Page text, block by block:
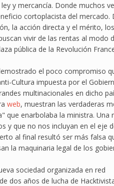
y mercancía. Donde muchos
cortoplacista del
la acción directa y el mérito,
vivir de las rentas al
pública de la Revolución
el poco compromiso
Cultura impuesta por el
multinacionales en dicho
web, muestran las verdaderas
que enarbolaba la ministra.
y que no nos incluyan en el eje
al final resultó ser más falsa
la maquinaria legal de los
sociedad organizada en red
dos años de lucha de